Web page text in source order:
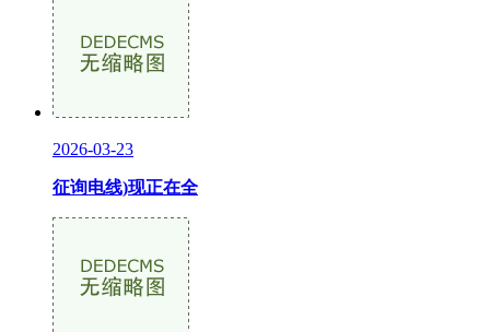
2026-03-23
征询电线)现正在全